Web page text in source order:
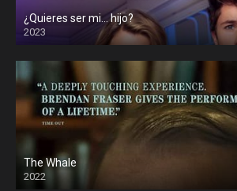
¿Quieres ser mi… hijo?
2023
The Whale
2022